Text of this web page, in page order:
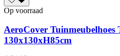
Op voorraad
AeroCover Tuinmeubelhoes
130x130xH85cm